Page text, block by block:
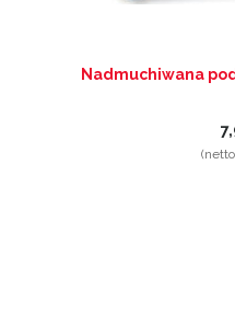
Nadmuchiwana